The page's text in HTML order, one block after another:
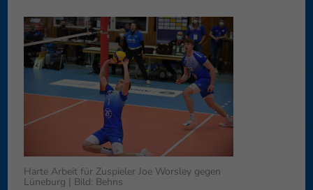
Harte Arbeit für Zuspieler Joe Worsley gegen
Lüneburg | Bild: Behns
Personenbezogene Daten können verarbeitet werden (z. B. IP-
Adressen), z. B. für personalisierte Anzeigen und Inhalte oder
Anzeigen- und Inhaltsmessung. Weitere Informationen über die
Verwendung Ihrer Daten finden Sie in unserer
Datenschutzerklärung
Hier finden Sie eine Übersicht über alle verwendeten Cookies. Sie
können Ihre Einwilligung zu ganzen Kategorien geben oder sich
weitere Informationen anzeigen lassen und so nur bestimmte
Cookies auswählen.
Speichern Nur essenzielle Cookies akzeptieren